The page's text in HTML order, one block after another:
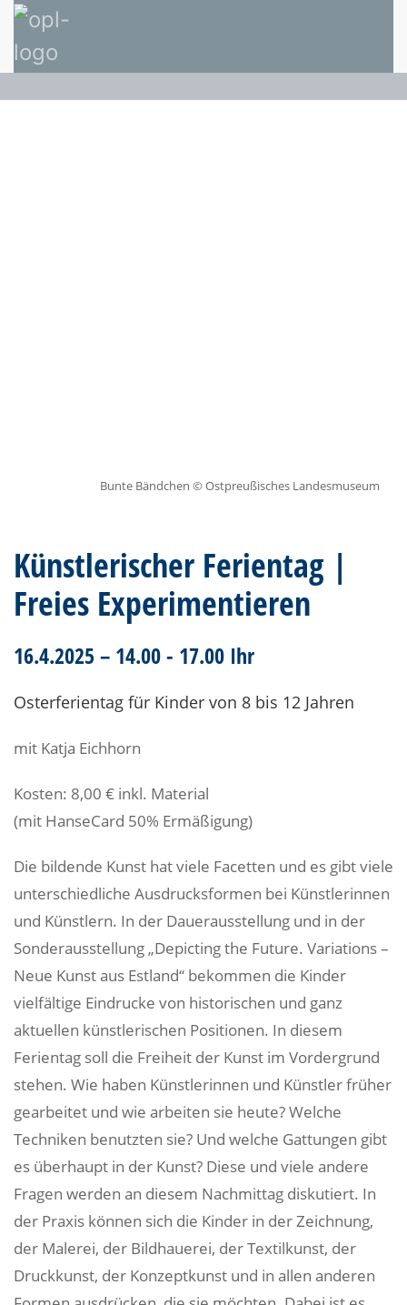
Bunte Bändchen © Ostpreußisches Landesmuseum
Künstlerischer Ferientag |
Freies Experimentieren
16.4.2025 – 14.00 - 17.00 Ihr
Osterferientag für Kinder von 8 bis 12 Jahren
mit Katja Eichhorn
Kosten: 8,00 € inkl. Material
(mit HanseCard 50% Ermäßigung)
Die bildende Kunst hat viele Facetten und es gibt viele
unterschiedliche Ausdrucksformen bei Künstlerinnen
und Künstlern. In der Dauerausstellung und in der
Sonderausstellung „Depicting the Future. Variations –
Neue Kunst aus Estland“ bekommen die Kinder
vielfältige Eindrucke von historischen und ganz
aktuellen künstlerischen Positionen. In diesem
Ferientag soll die Freiheit der Kunst im Vordergrund
stehen. Wie haben Künstlerinnen und Künstler früher
gearbeitet und wie arbeiten sie heute? Welche
Techniken benutzten sie? Und welche Gattungen gibt
es überhaupt in der Kunst? Diese und viele andere
Fragen werden an diesem Nachmittag diskutiert. In
der Praxis können sich die Kinder in der Zeichnung,
der Malerei, der Bildhauerei, der Textilkunst, der
Druckkunst, der Konzeptkunst und in allen anderen